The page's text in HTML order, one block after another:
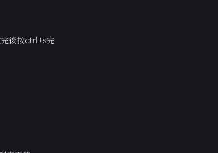
後按ctrl+s完